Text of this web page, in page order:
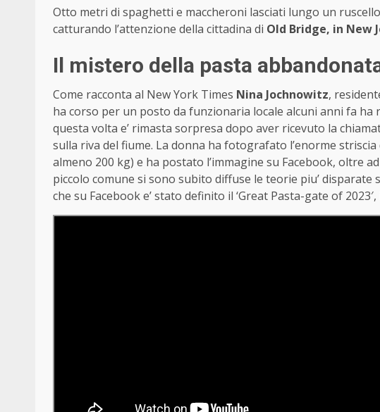
Otto metri di spaghetti e maccheroni lasciati lungo un
catturando l’attenzione della cittadina di Old Bridge, in New
Il mistero della pasta
Come racconta al New York Times Nina Jochnowitz,
ha corso per un posto da funzionaria locale alcuni anni fa ha
questa volta e’ rimasta sorpresa dopo aver ricevuto la
sulla riva del fiume. La donna ha fotografato l’enorme
almeno 200 kg) e ha postato l’immagine su Facebook, oltre
piccolo comune si sono subito diffuse le teorie piu’ disparate
che su Facebook e’ stato definito il ‘Great Pasta-gate of